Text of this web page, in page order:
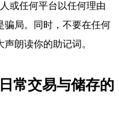
或任何平台以任何理由
骗局。同时，不要在任何
朗读你的助记词。
常交易与储存的